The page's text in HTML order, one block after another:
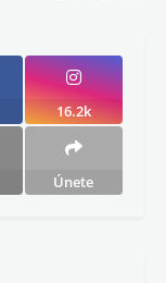
16.2k
Únete